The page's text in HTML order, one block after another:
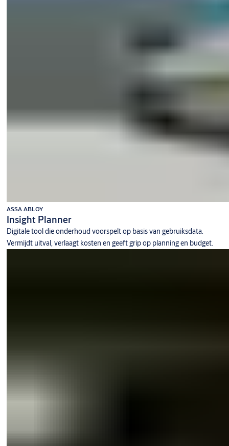
ASSA ABLOY
Insight Planner
Digitale tool die onderhoud voorspelt op basis van gebruiksdata.
Vermijdt uitval, verlaagt kosten en geeft grip op planning en budget.